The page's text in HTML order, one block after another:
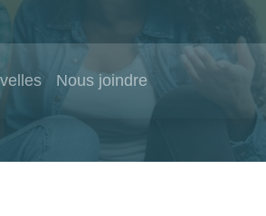
Nous joindre